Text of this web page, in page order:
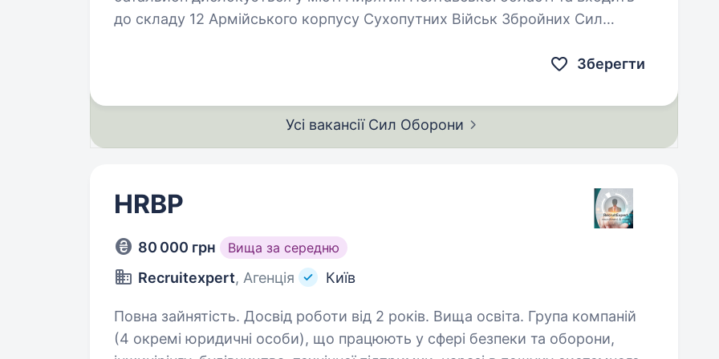
до складу 12 Армійського корпусу Сухопутних Військ Збройних Сил
Зберегти
Усі вакансії Сил Оборони
HRBP
80 000 грн Вища за середню
Recruitexpert, Агенція Київ
Повна зайнятість. Досвід роботи від 2 років. Вища освіта. Група компаній
(4 окремі юридичні особи), що працюють у сфері безпеки та оборони,